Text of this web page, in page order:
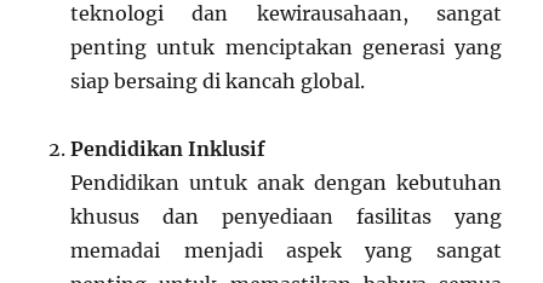
teknologi dan kewirausahaan, sangat
penting untuk menciptakan generasi yang
siap bersaing di kancah global.
Pendidikan Inklusif
Pendidikan untuk anak dengan kebutuhan
khusus dan penyediaan fasilitas yang
memadai menjadi aspek yang sangat